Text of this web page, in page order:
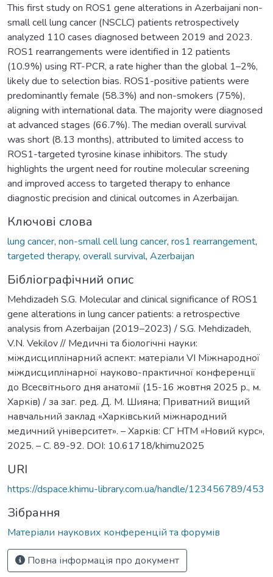
This first study on ROS1 gene alterations in Azerbaijani non-
small cell lung cancer (NSCLC) patients retrospectively
analyzed 110 cases diagnosed between 2019 and 2023.
ROS1 rearrangements were identified in 12 patients
(10.9%) using RT-PCR, a rate higher than the global 1–2%,
likely due to selection bias. ROS1-positive patients were
predominantly female (58.3%) and non-smokers (75%),
aligning with international data. The majority were diagnosed
at advanced stages (66.7%). The median overall survival
was short (8.13 months), attributed to limited access to
ROS1-targeted tyrosine kinase inhibitors. The study
highlights the urgent need for routine molecular screening
and improved access to targeted therapy to enhance
diagnostic precision and clinical outcomes in Azerbaijan.
Ключові слова
lung cancer, non-small cell lung cancer, ros1 rearrangement,
targeted therapy, overall survival, Azerbaijan
Бібліографічний опис
Mehdizadeh S.G. Molecular and clinical significance of ROS1
gene alterations in lung cancer patients: a retrospective
analysis from Azerbaijan (2019–2023) / S.G. Mehdizadeh,
V.N. Vekilov // Медичні та біологічні науки:
міждисциплінарний аспект: матеріали VI Міжнародної
міждисциплінарної науково-практичної конференції
до Всесвітнього дня анатомії (15-16 жовтня 2025 р., м.
Харків) / за заг. ред. Д. М. Шияна; Приватний вищий
навчальний заклад «Харківський міжнародний
медичний університет». – Харків: СГ НТМ «Новий курс»,
2025. – С. 89-92. DOI: 10.61718/khimu2025
URI
https://dspace.khimu-library.com.ua/handle/123456789/453
Зібрання
Матеріали наукових конференцій та форумів
Повна інформація про документ